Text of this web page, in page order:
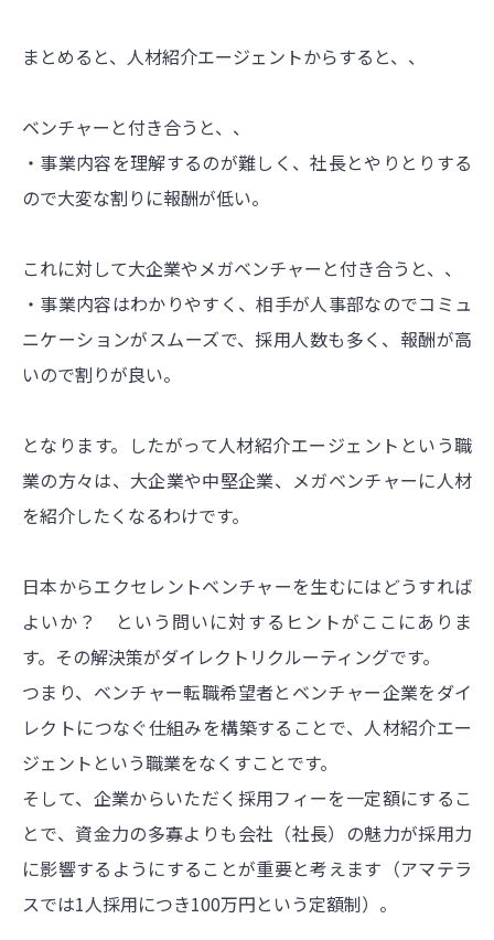
まとめると、人材紹介エージェントからすると、、
ベンチャーと付き合うと、、
・事業内容を理解するのが難しく、社長とやりとりする
ので大変な割りに報酬が低い。
これに対して大企業やメガベンチャーと付き合うと、、
・事業内容はわかりやすく、相手が人事部なのでコミュ
ニケーションがスムーズで、採用人数も多く、報酬が高
いので割りが良い。
となります。したがって人材紹介エージェントという職
業の方々は、大企業や中堅企業、メガベンチャーに人材
を紹介したくなるわけです。
日本からエクセレントベンチャーを生むにはどうすれば
よいか？ という問いに対するヒントがここにありま
す。その解決策がダイレクトリクルーティングです。
つまり、ベンチャー転職希望者とベンチャー企業をダイ
レクトにつなぐ仕組みを構築することで、人材紹介エー
ジェントという職業をなくすことです。
そして、企業からいただく採用フィーを一定額にするこ
とで、資金力の多寡よりも会社（社長）の魅力が採用力
に影響するようにすることが重要と考えます（アマテラ
スでは1人採用につき100万円という定額制）。